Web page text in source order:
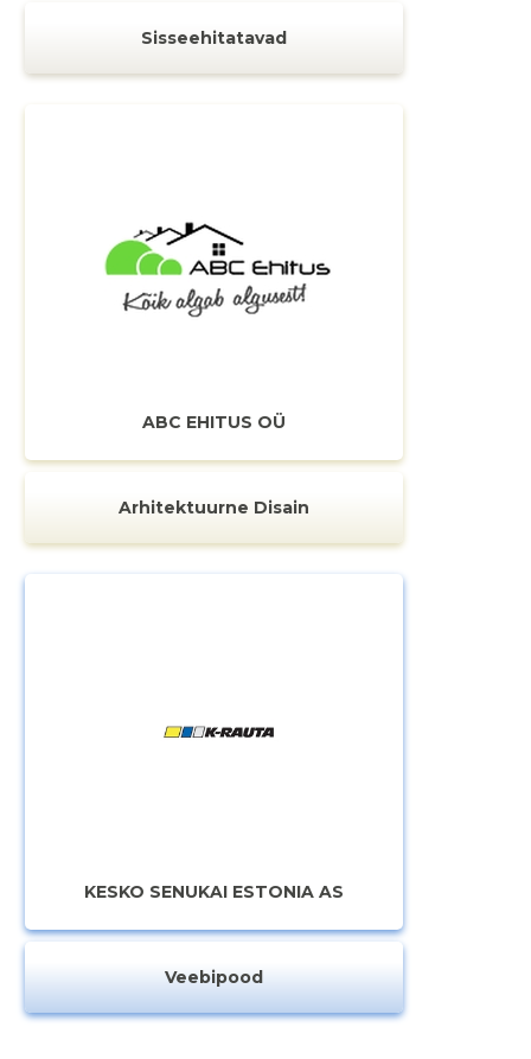
Sisseehitatavad
ABC EHITUS OÜ
Arhitektuurne Disain
KESKO SENUKAI ESTONIA AS
Veebipood